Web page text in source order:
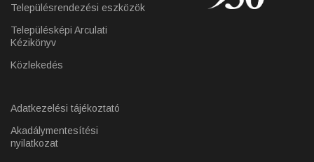
Településrendezési eszközök
Településképi Arculati
Kézikönyv
Közlekedés
Adatkezelési tájékoztató
Akadálymentesítési
nyilatkozat